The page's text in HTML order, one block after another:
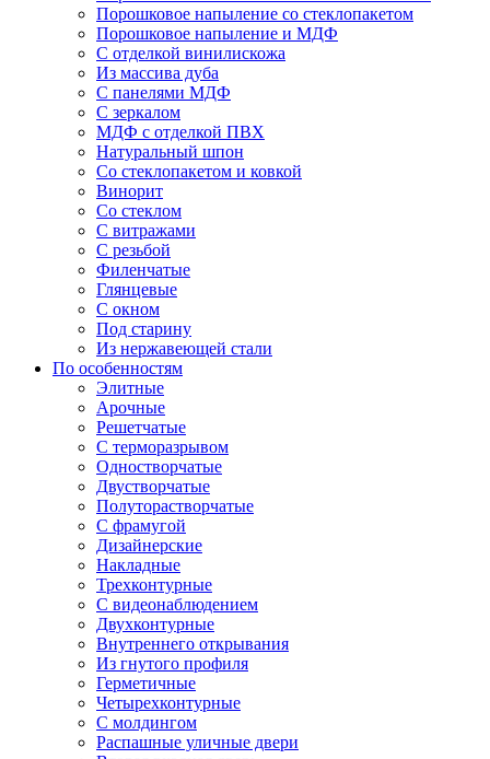
Порошковое напыление со стеклопакетом
Порошковое напыление и МДФ
С отделкой винилискожа
Из массива дуба
С панелями МДФ
С зеркалом
МДФ с отделкой ПВХ
Натуральный шпон
Со стеклопакетом и ковкой
Винорит
Со стеклом
С витражами
С резьбой
Филенчатые
Глянцевые
С окном
Под старину
Из нержавеющей стали
По особенностям
Элитные
Арочные
Решетчатые
С терморазрывом
Одностворчатые
Двустворчатые
Полуторастворчатые
С фрамугой
Дизайнерские
Накладные
Трехконтурные
С видеонаблюдением
Двухконтурные
Внутреннего открывания
Из гнутого профиля
Герметичные
Четырехконтурные
С молдингом
Распашные уличные двери